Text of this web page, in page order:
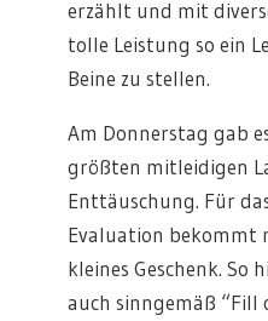
erzählt und mit
tolle Leistung so ein
Beine zu stellen.
Am Donnerstag gab
größten mitleidigen
Enttäuschung. Für
Evaluation bekommt
kleines Geschenk. So
auch sinngemäß “Fill